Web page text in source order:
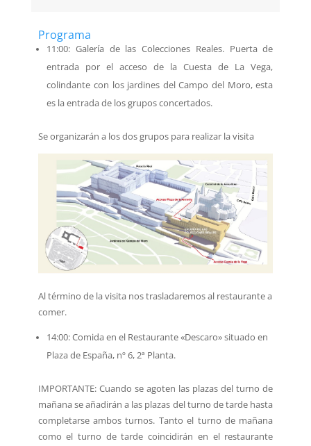
Programa
11:00: Galería de las Colecciones Reales. Puerta de
entrada por el acceso de la Cuesta de La Vega,
colindante con los jardines del Campo del Moro, esta
es la entrada de los grupos concertados.
Se organizarán a los dos grupos para realizar la visita
Al término de la visita nos trasladaremos al restaurante a
comer.
14:00: Comida en el Restaurante «Descaro» situado en
Plaza de España, nº 6, 2ª Planta.
IMPORTANTE: Cuando se agoten las plazas del turno de
mañana se añadirán a las plazas del turno de tarde hasta
completarse ambos turnos. Tanto el turno de mañana
como el turno de tarde coincidirán en el restaurante